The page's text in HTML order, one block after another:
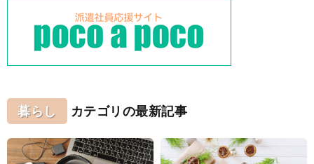
暮らし カテゴリの最新記事